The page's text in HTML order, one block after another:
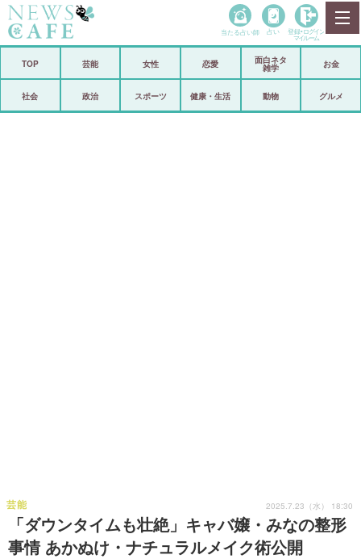
政治
当たる占い師 占い 登録• ログイン
マイルーム
TOP 芸能 女性 恋愛
面白ネタ
雑学
お金
社会 政治 スポーツ 健康・生活 動物 グルメ
「ダウンタイムも壮絶」キャバ嬢・みなの整形
事情 あかぬけ・ナチュラルメイク術公開
芸能 2025.7.23（水） 18:30